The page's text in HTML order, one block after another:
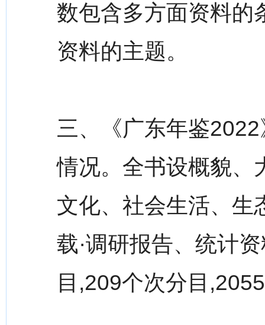
数包含多方面资料的
资料的主题。
三、《广东年鉴
情况。全书设概貌、
文化、社会生活、生
载·调研报告、统计
目,209个次分目